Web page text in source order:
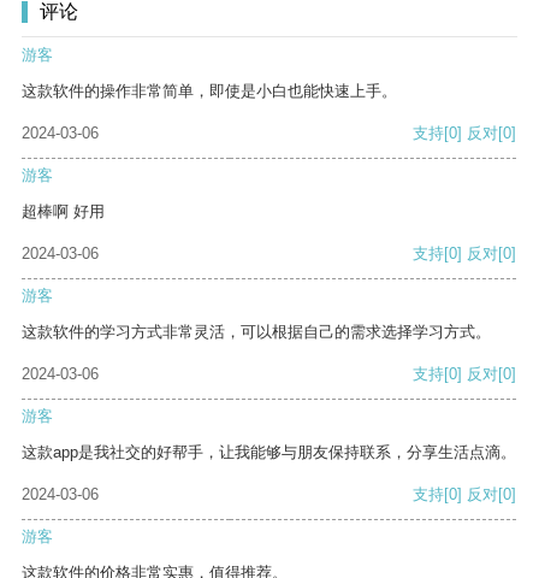
评论
游客
这款软件的操作非常简单，即使是小白也能快速上手。
2024-03-06 支持[0] 反对[0]
游客
超棒啊 好用
2024-03-06 支持[0] 反对[0]
游客
这款软件的学习方式非常灵活，可以根据自己的需求选择学习方式。
2024-03-06 支持[0] 反对[0]
游客
这款app是我社交的好帮手，让我能够与朋友保持联系，分享生活点滴。
2024-03-06 支持[0] 反对[0]
游客
这款软件的价格非常实惠，值得推荐。